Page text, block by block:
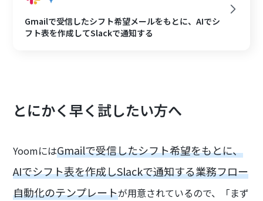
Gmailで受信したシフト希望メールをもとに、AIでシ
フト表を作成してSlackで通知する
とにかく早く試したい方へ
YoomにはGmailで受信したシフト希望をもとに、
AIでシフト表を作成しSlackで通知する業務フロー
自動化のテンプレートが用意されているので、「まず